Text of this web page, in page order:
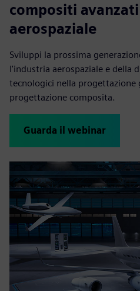
compositi
aerospaziale
Sviluppi la prossima
l'industria aerospaziale e della
tecnologici nella progettazione
progettazione composita.
Guarda il webinar